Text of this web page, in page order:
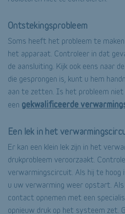
Ontstekingsprobleem
Soms heeft het probleem te
het apparaat. Controleer in dat
de aansluiting. Kijk ook eens naar
die gesprongen is, kunt u hem
aan te zetten. Is het probleem niet
een gekwalificeerde
Een lek in het
Er kan een klein lek zijn in het
drukprobleem veroorzaakt.
verwarmingscircuit. Als hij te hoog
u uw verwarming weer opstart.
contact opnemen met een
opnieuw druk op het systeem zet.